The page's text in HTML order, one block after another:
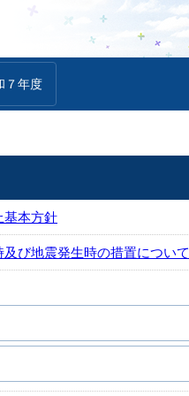
７年度
基本方針
び地震発生時の措置について